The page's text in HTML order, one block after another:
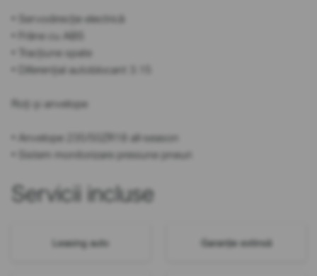
• Servodirecție electrică
• Frâne cu ABS
• Tracțiune spate
• Diferențial autoblocant 3.15
Roți și anvelope
• Anvelope 235/50ZR18 all-season
• Sistem monitorizare presiune pneuri
Servicii incluse
Leasing auto Garanție extinsă